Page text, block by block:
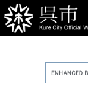
ー
ジ
の
ニ
ュ
ー